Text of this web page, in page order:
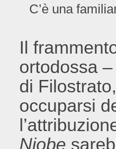
C’è una
Il
ortodossa
di
occuparsi
Niobe